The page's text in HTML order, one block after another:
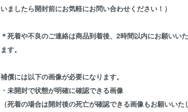
いましたら開封前にお気軽にお問い合わせください！）
＊死着や不良のご連絡は商品到着後、2時間以内にお願いい
ます。
補償には以下の画像が必要になります。
・未開封で状態が明確に確認できる画像
（死着の場合は開封後の死亡が確認できる画像もお願いいた